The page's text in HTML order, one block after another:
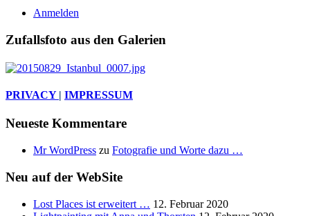
Anmelden
Zufallsfoto aus den Galerien
PRIVACY | IMPRESSUM
Neueste Kommentare
Mr WordPress zu Fotografie und Worte dazu …
Neu auf der WebSite
Lost Places ist erweitert … 12. Februar 2020